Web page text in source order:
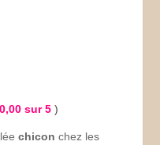
0,00 sur 5)
chicon chez les